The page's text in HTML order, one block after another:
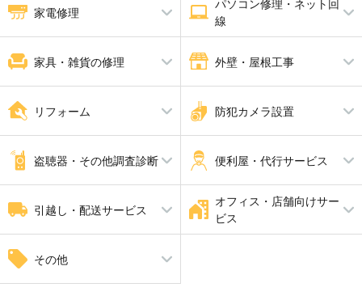
ペット火葬・葬儀
消臭・脱臭
ハウスクリーニング
バスルームクリーニング
家電修理
エアコン修理
パソコン修理・ネット回
線
パソコン修理
家具・雑貨の修理
家具修理 ピアノ調律 ピアノ修理
外壁・屋根工事
屋根工事
解体工事
リフォーム
内装工事
手すり設置
防犯カメラ設置
防犯カメラ設置
盗聴器・その他調査診断
盗聴器調査
便利屋・代行サービス
家具組立・移動
引越し・配送サービス
引越し
オフィス・店舗向けサー
ビス
自動ドア修理
その他